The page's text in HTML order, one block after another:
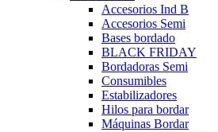
Accesorios Ind B
Accesorios Semi
Bases bordado
BLACK FRIDAY
Bordadoras Semi
Consumibles
Estabilizadores
Hilos para bordar
Máquinas Bordar